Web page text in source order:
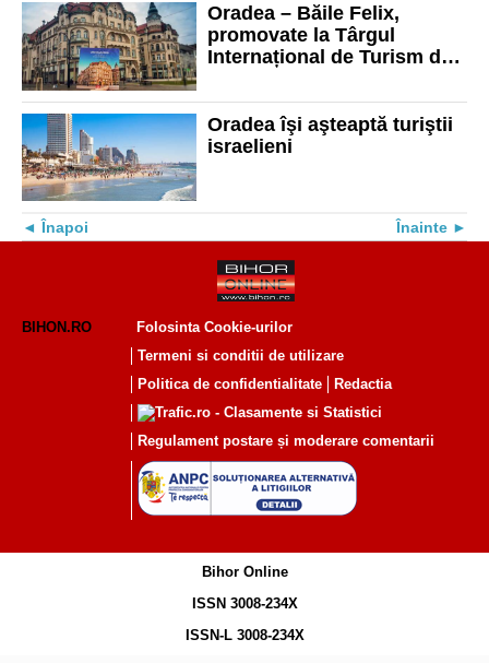
Oradea – Băile Felix,
promovate la Târgul
Internațional de Turism de
Oradea îşi aşteaptă turiştii
israelieni
Înapoi Înainte
BIHON.RO
Folosinta Cookie-urilor
Termeni si conditii de utilizare
Politica de confidentialitate
Redactia
Regulament postare și moderare comentarii
Bihor Online
ISSN 3008-234X
ISSN-L 3008-234X